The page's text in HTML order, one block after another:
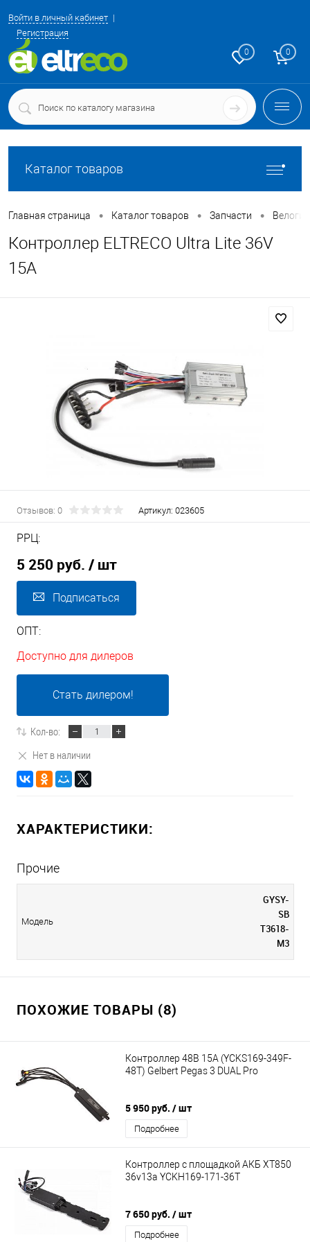
Войти в личный кабинет
Регистрация
0 0
Каталог товаров
Главная страница • Каталог товаров • Запчасти •
Контроллер ELTRECO Ultra Lite 36V
15A
Отзывов: 0 Артикул: 023605
РРЦ:
5 250 руб. / шт
Подписаться
ОПТ:
Доступно для дилеров
Стать дилером!
Кол-во:
Нет в наличии
ХАРАКТЕРИСТИКИ:
Прочие
Модель
GYSY-
SB
T3618-
M3
ПОХОЖИЕ ТОВАРЫ (8)
Контроллер 48В 15А (YCKS169-349F-
48T) Gelbert Pegas 3 DUAL Pro
5 950 руб. / шт
Подробнее
Контроллер с площадкой АКБ XT850
36v13a YCKH169-171-36T
7 650 руб. / шт
Подробнее